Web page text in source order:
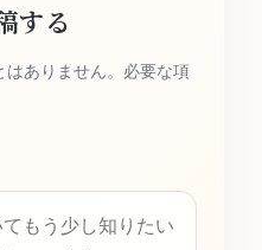
する
はありません。必要な項